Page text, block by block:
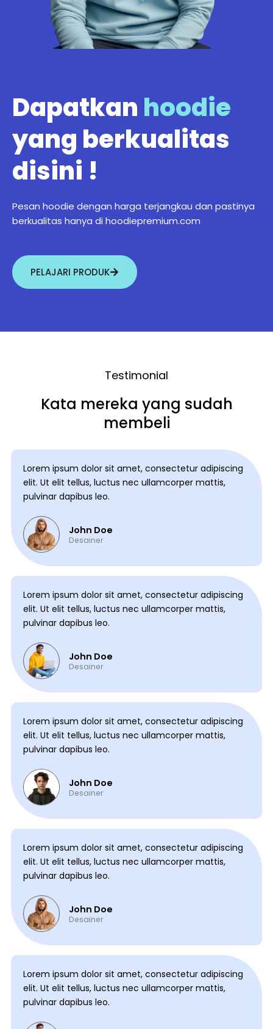
Dapatkan hoodie
yang berkualitas
disini !
Pesan hoodie dengan harga terjangkau dan pastinya
berkualitas hanya di hoodiepremium.com
PELAJARI PRODUK
Testimonial
Kata mereka yang sudah
membeli
Lorem ipsum dolor sit amet, consectetur adipiscing
elit. Ut elit tellus, luctus nec ullamcorper mattis,
pulvinar dapibus leo.
John Doe
Desainer
Lorem ipsum dolor sit amet, consectetur adipiscing
elit. Ut elit tellus, luctus nec ullamcorper mattis,
pulvinar dapibus leo.
John Doe
Desainer
Lorem ipsum dolor sit amet, consectetur adipiscing
elit. Ut elit tellus, luctus nec ullamcorper mattis,
pulvinar dapibus leo.
John Doe
Desainer
Lorem ipsum dolor sit amet, consectetur adipiscing
elit. Ut elit tellus, luctus nec ullamcorper mattis,
pulvinar dapibus leo.
John Doe
Desainer
Lorem ipsum dolor sit amet, consectetur adipiscing
elit. Ut elit tellus, luctus nec ullamcorper mattis,
pulvinar dapibus leo.